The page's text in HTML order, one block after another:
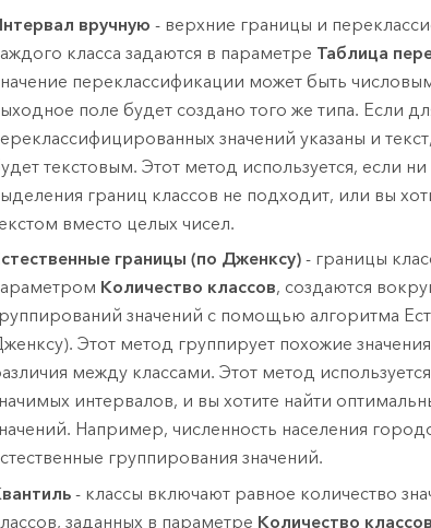
вручную - верхние границы и
класса задаются в параметре Таблица
переклассификации может быть
поле будет создано того же типа. Если
значений указаны и
текстовым. Этот метод используется, если
границ классов не подходит, или вы
вместо целых чисел.
границы (по Дженксу)- границы
Количество классов, создаются
значений с помощью алгоритма
Этот метод группирует похожие
между классами. Этот метод
интервалов, и вы хотите найти
Например, численность населения
группирования значений.
- классы включают равное количество
заданных в параметре Количество классов